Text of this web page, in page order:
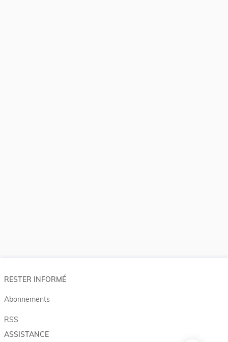
RESTER INFORMÉ
Abonnements
RSS
ASSISTANCE